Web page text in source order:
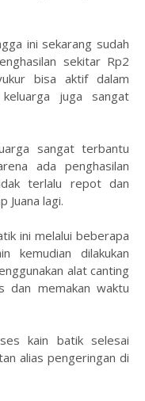
ini sekarang sudah
sekitar Rp2
bisa aktif dalam
juga sangat
sangat terbantu
ada penghasilan
terlalu repot dan
Juana lagi.
ini melalui beberapa
kemudian dilakukan
alat canting
dan memakan waktu
kain batik selesai
alias pengeringan di